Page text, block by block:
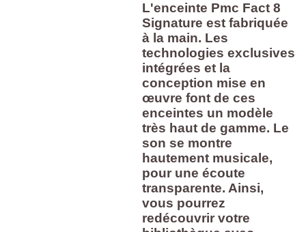
L'enceinte Pmc Fact 8
Signature est fabriquée
à la main. Les
technologies exclusives
intégrées et la
conception mise en
œuvre font de ces
enceintes un modèle
très haut de gamme. Le
son se montre
hautement musicale,
pour une écoute
transparente. Ainsi,
vous pourrez
redécouvrir votre